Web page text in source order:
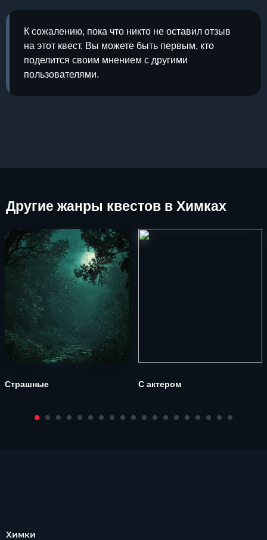
К сожалению, пока что никто не оставил отзыв
на этот квест. Вы можете быть первым, кто
поделится своим мнением с другими
пользователями.
Другие жанры квестов в Химках
Страшные С актером
Химки